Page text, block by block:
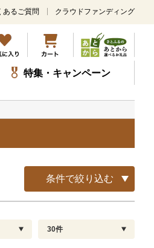
メ
ン
コ
ン
テ
ツ
ッ
あるご質問 クラウドファンディング
特集・キャンペーン
条件で絞り込む
配送指定 解除
30件